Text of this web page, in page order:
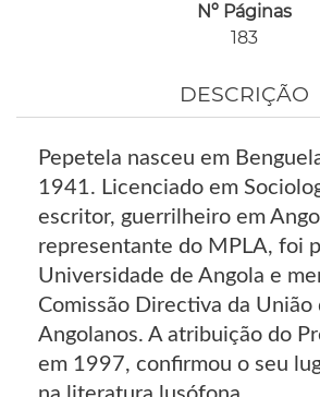
Nº Páginas
183
DESCRIÇÃO
Pepetela nasceu em
1941. Licenciado em
escritor, guerrilheiro em
representante do MPLA, foi
Universidade de Angola e
Comissão Directiva da União
Angolanos. A atribuição do
em 1997, confirmou o seu